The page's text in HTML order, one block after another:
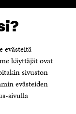
evästeitä
käyttäjät ovat
sivuston
evästeiden
sivulla